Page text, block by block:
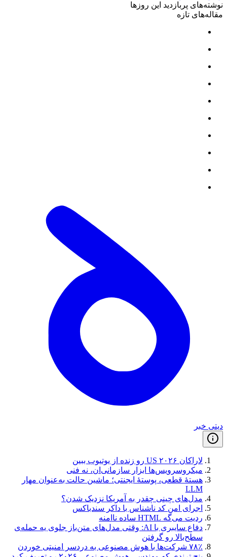
نوشته‌های پربازدید این روزها
مقاله‌های تازه
دیتی خبر
لاراکان US ۲۰۲۶ رو زنده از یوتیوب ببین
میکروسرویس‌ها ابزار سازمانی‌ان، نه فنی
هستهٔ قطعی، پوستهٔ ایجنتی؛ ماشین حالت به‌عنوان مهار
LLM
مدل‌های چینی چقدر به آمریکا نزدیک شدن؟
اجرای امن کد ناشناس با داکر سندباکس
ردیت می‌گه HTML ساده ناامنه
دفاع سایبری با AI: وقتی مدل‌های متن‌باز جلوی یه حمله‌ی
سطح‌بالا رو گرفتن
۷۸٪ شرکت‌ها با هوش مصنوعی به دردسر امنیتی خوردن